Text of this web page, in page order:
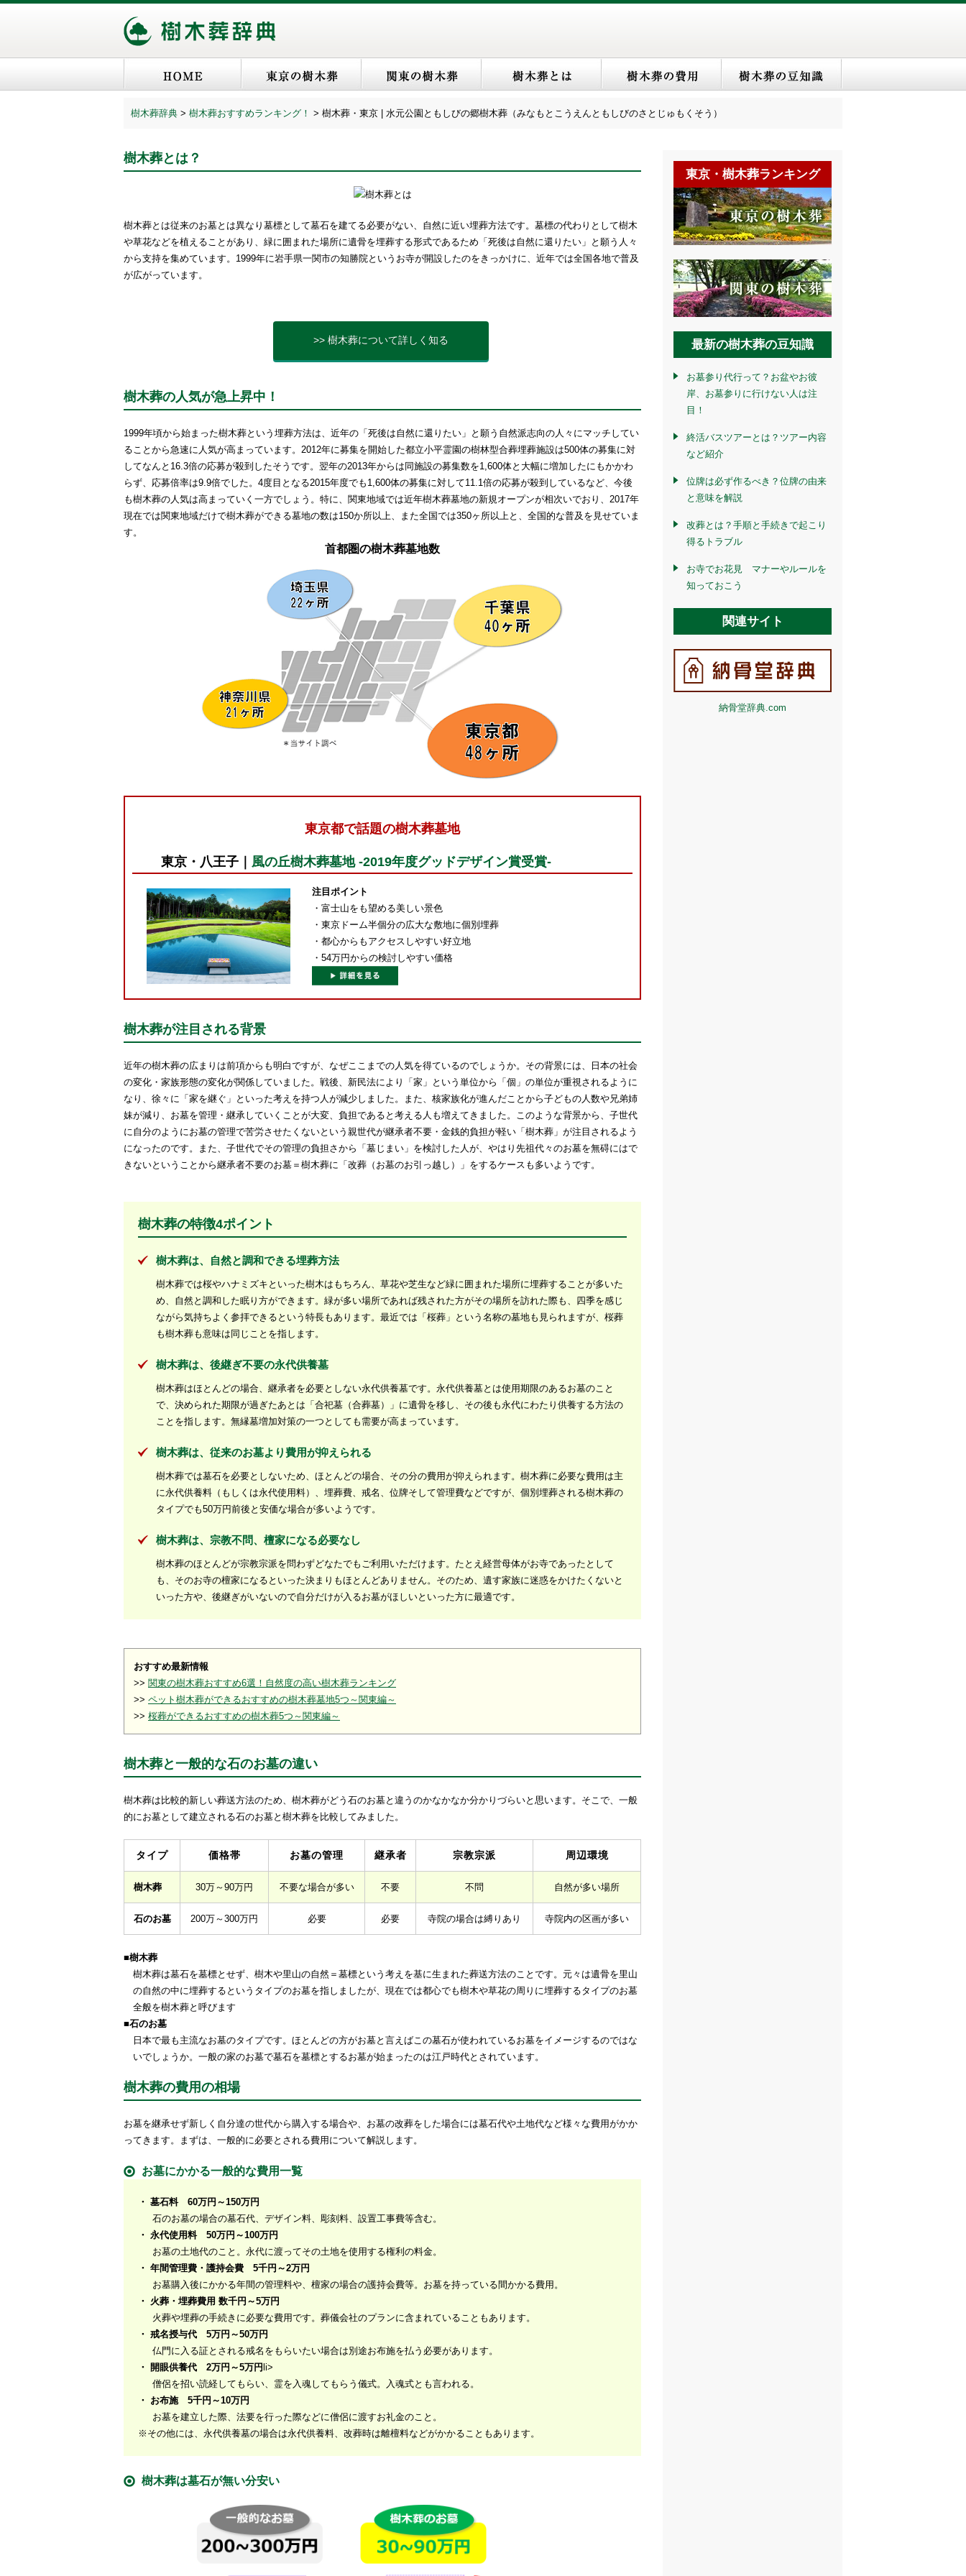
樹木葬辞典 > 樹木葬おすすめランキング！ > 樹木葬・東京 | 水元公園ともしびの郷樹木葬（みなもとこうえんともしびのさとじゅもくそう）
樹木葬とは？
樹木葬とは従来のお墓とは異なり墓標として墓石を建てる必要がない、自然に近い埋葬方法です。墓標の代わりとして樹木
や草花などを植えることがあり、緑に囲まれた場所に遺骨を埋葬する形式であるため「死後は自然に還りたい」と願う人々
から支持を集めています。1999年に岩手県一関市の知勝院というお寺が開設したのをきっかけに、近年では全国各地で普及
が広がっています。
>> 樹木葬について詳しく知る
樹木葬の人気が急上昇中！
1999年頃から始まった樹木葬という埋葬方法は、近年の「死後は自然に還りたい」と願う自然派志向の人々にマッチしてい
ることから急速に人気が高まっています。2012年に募集を開始した都立小平霊園の樹林型合葬埋葬施設は500体の募集に対
してなんと16.3倍の応募が殺到したそうです。翌年の2013年からは同施設の募集数を1,600体と大幅に増加したにもかかわ
らず、応募倍率は9.9倍でした。4度目となる2015年度でも1,600体の募集に対して11.1倍の応募が殺到しているなど、今後
も樹木葬の人気は高まっていく一方でしょう。特に、関東地域では近年樹木葬墓地の新規オープンが相次いでおり、2017年
現在では関東地域だけで樹木葬ができる墓地の数は150か所以上、また全国では350ヶ所以上と、全国的な普及を見せていま
す。
首都圏の樹木葬墓地数
東京都で話題の樹木葬墓地
東京・八王子｜ 風の丘樹木葬墓地 -2019年度グッドデザイン賞受賞-
注目ポイント
・富士山をも望める美しい景色
・東京ドーム半個分の広大な敷地に個別埋葬
・都心からもアクセスしやすい好立地
・54万円からの検討しやすい価格
樹木葬が注目される背景
近年の樹木葬の広まりは前項からも明白ですが、なぜここまでの人気を得ているのでしょうか。その背景には、日本の社会
の変化・家族形態の変化が関係していました。戦後、新民法により「家」という単位から「個」の単位が重視されるように
なり、徐々に「家を継ぐ」といった考えを持つ人が減少しました。また、核家族化が進んだことから子どもの人数や兄弟姉
妹が減り、お墓を管理・継承していくことが大変、負担であると考える人も増えてきました。このような背景から、子世代
に自分のようにお墓の管理で苦労させたくないという親世代が継承者不要・金銭的負担が軽い「樹木葬」が注目されるよう
になったのです。また、子世代でその管理の負担さから「墓じまい」を検討した人が、やはり先祖代々のお墓を無碍にはで
きないということから継承者不要のお墓＝樹木葬に「改葬（お墓のお引っ越し）」をするケースも多いようです。
樹木葬の特徴4ポイント
樹木葬は、自然と調和できる埋葬方法
樹木葬では桜やハナミズキといった樹木はもちろん、草花や芝生など緑に囲まれた場所に埋葬することが多いた
め、自然と調和した眠り方ができます。緑が多い場所であれば残された方がその場所を訪れた際も、四季を感じ
ながら気持ちよく参拝できるという特長もあります。最近では「桜葬」という名称の墓地も見られますが、桜葬
も樹木葬も意味は同じことを指します。
樹木葬は、後継ぎ不要の永代供養墓
樹木葬はほとんどの場合、継承者を必要としない永代供養墓です。永代供養墓とは使用期限のあるお墓のこと
で、決められた期限が過ぎたあとは「合祀墓（合葬墓）」に遺骨を移し、その後も永代にわたり供養する方法の
ことを指します。無縁墓増加対策の一つとしても需要が高まっています。
樹木葬は、従来のお墓より費用が抑えられる
樹木葬では墓石を必要としないため、ほとんどの場合、その分の費用が抑えられます。樹木葬に必要な費用は主
に永代供養料（もしくは永代使用料）、埋葬費、戒名、位牌そして管理費などですが、個別埋葬される樹木葬の
タイプでも50万円前後と安価な場合が多いようです。
樹木葬は、宗教不問、檀家になる必要なし
樹木葬のほとんどが宗教宗派を問わずどなたでもご利用いただけます。たとえ経営母体がお寺であったとして
も、そのお寺の檀家になるといった決まりもほとんどありません。そのため、遺す家族に迷惑をかけたくないと
いった方や、後継ぎがいないので自分だけが入るお墓がほしいといった方に最適です。
おすすめ最新情報
>> 関東の樹木葬おすすめ6選！自然度の高い樹木葬ランキング
>> ペット樹木葬ができるおすすめの樹木葬墓地5つ～関東編～
>> 桜葬ができるおすすめの樹木葬5つ～関東編～
樹木葬と一般的な石のお墓の違い
樹木葬は比較的新しい葬送方法のため、樹木葬がどう石のお墓と違うのかなかなか分かりづらいと思います。そこで、一般
的にお墓として建立される石のお墓と樹木葬を比較してみました。
タイプ 価格帯 お墓の管理 継承者 宗教宗派 周辺環境
樹木葬 30万～90万円 不要な場合が多い 不要 不問 自然が多い場所
石のお墓 200万～300万円 必要 必要 寺院の場合は縛りあり 寺院内の区画が多い
■樹木葬
樹木葬は墓石を墓標とせず、樹木や里山の自然＝墓標という考えを基に生まれた葬送方法のことです。元々は遺骨を里山
の自然の中に埋葬するというタイプのお墓を指しましたが、現在では都心でも樹木や草花の周りに埋葬するタイプのお墓
全般を樹木葬と呼びます
■石のお墓
日本で最も主流なお墓のタイプです。ほとんどの方がお墓と言えばこの墓石が使われているお墓をイメージするのではな
いでしょうか。一般の家のお墓で墓石を墓標とするお墓が始まったのは江戸時代とされています。
樹木葬の費用の相場
お墓を継承せず新しく自分達の世代から購入する場合や、お墓の改葬をした場合には墓石代や土地代など様々な費用がかか
ってきます。まずは、一般的に必要とされる費用について解説します。
お墓にかかる一般的な費用一覧
・ 墓石料 60万円～150万円
石のお墓の場合の墓石代、デザイン料、彫刻料、設置工事費等含む。
・ 永代使用料 50万円～100万円
お墓の土地代のこと。永代に渡ってその土地を使用する権利の料金。
・ 年間管理費・護持会費 5千円～2万円
お墓購入後にかかる年間の管理料や、檀家の場合の護持会費等。お墓を持っている間かかる費用。
・ 火葬・埋葬費用 数千円～5万円
火葬や埋葬の手続きに必要な費用です。葬儀会社のプランに含まれていることもあります。
・ 戒名授与代 5万円～50万円
仏門に入る証とされる戒名をもらいたい場合は別途お布施を払う必要があります。
・ 開眼供養代 2万円～5万円 li>
僧侶を招い読経してもらい、霊を入魂してもらう儀式。入魂式とも言われる。
・ お布施 5千円～10万円
お墓を建立した際、法要を行った際などに僧侶に渡すお礼金のこと。
※その他には、永代供養墓の場合は永代供養料、改葬時は離檀料などがかかることもあります。
樹木葬は墓石が無い分安い
東京・樹木葬ランキング
最新の樹木葬の豆知識
お墓参り代行って？お盆やお彼
岸、お墓参りに行けない人は注
目！
終活バスツアーとは？ツアー内容
など紹介
位牌は必ず作るべき？位牌の由来
と意味を解説
改葬とは？手順と手続きで起こり
得るトラブル
お寺でお花見 マナーやルールを
知っておこう
関連サイト
納骨堂辞典.com